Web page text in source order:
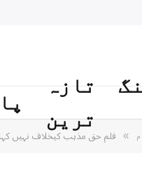
تازہ
ترین
» فلم حق مذہب کیخلاف نہیں